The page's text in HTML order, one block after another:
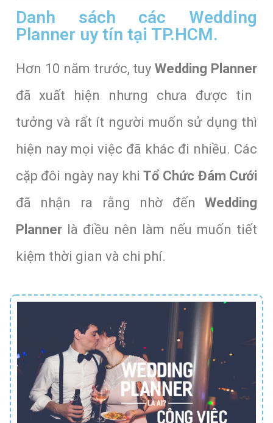
Danh sách các Wedding
Planner uy tín tại TP.HCM.
Hơn 10 năm trước, tuyWedding Planner
đã xuất hiện nhưng chưa được tin
tưởng và rất ít người muốn sử dụng thì
hiện nay mọi việc đã khác đi nhiều. Các
cặp đôi ngày nay khiTổ Chức Đám Cưới
đã nhận ra rằng nhờ đếnWedding
Plannerlà điều nên làm nếu muốn tiết
kiệm thời gian và chi phí.